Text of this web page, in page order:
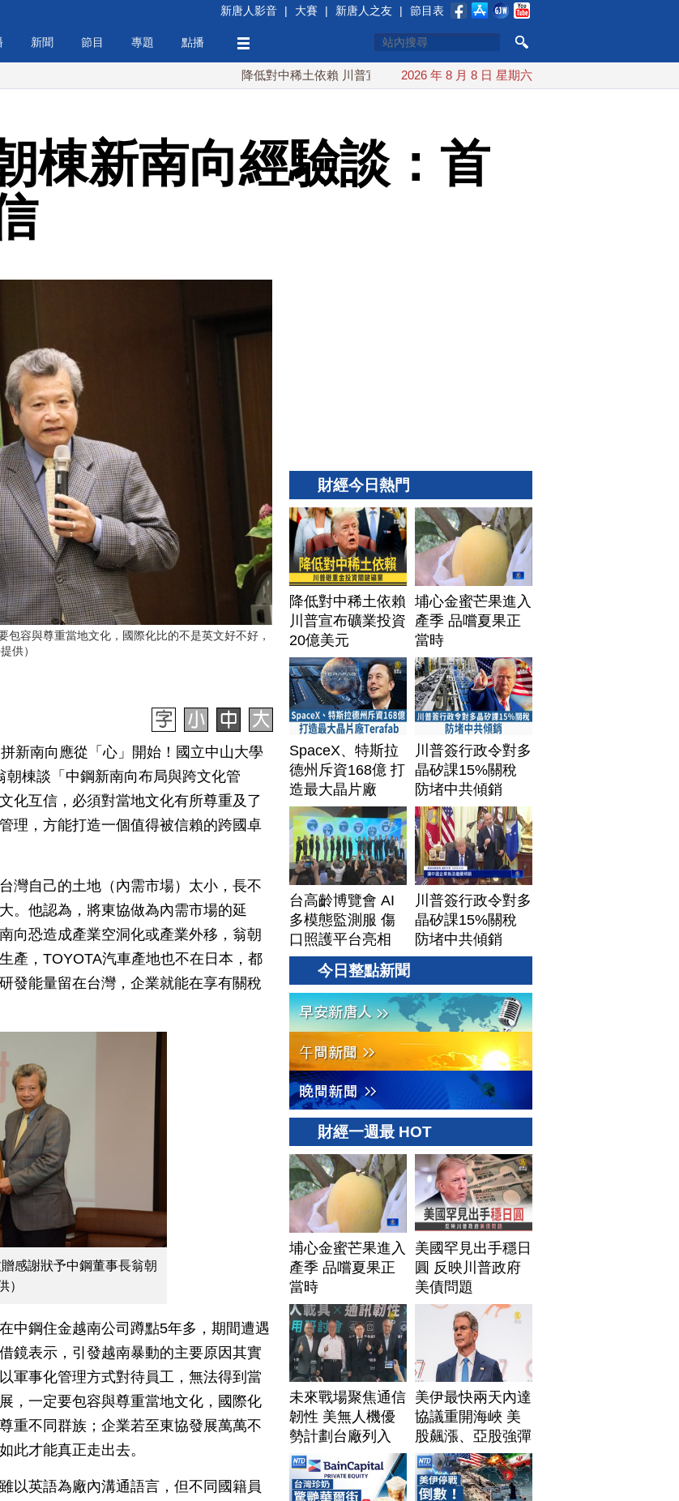
新唐人影音 | 大賽 | 新唐人之友 | 節目表
新聞 節目 專題 點播
降低對中稀土依賴 川普宣布礦業投資20億美元 中東局勢動盪 土耳其沙特巴基斯坦誓
2026 年 8 月 8 日 星期六
棟新南向經驗談：首
容與尊重當地文化，國際化比的不是英文好不好，
供）
新南向應從「心」開始！國立中山大學
棟談「中鋼新南向布局與跨文化管
化互信，必須對當地文化有所尊重及了
理，方能打造一個值得被信賴的跨國卓
灣自己的土地（內需市場）太小，長不
。他認為，將東協做為內需市場的延
向恐造成產業空洞化或產業外移，翁朝
產，TOYOTA汽車產地也不在日本，都
發能量留在台灣，企業就能在享有關稅
感謝狀予中鋼董事長翁朝
）
中鋼住金越南公司蹲點5年多，期間遭遇
鏡表示，引發越南暴動的主要原因其實
軍事化管理方式對待員工，無法得到當
，一定要包容與尊重當地文化，國際化
重不同群族；企業若至東協發展萬萬不
此才能真正走出去。
以英語為廠內溝通語言，但不同國籍員
財經今日熱門
降低對中稀土依賴
川普宣布礦業投資
20億美元
埔心金蜜芒果進入
產季 品嚐夏果正
當時
SpaceX、特斯拉
德州斥資168億 打
造最大晶片廠
Terafab
川普簽行政令對多
晶矽課15%關稅
防堵中共傾銷
台高齡博覽會 AI
多模態監測服 傷
口照護平台亮相
川普簽行政令對多
晶矽課15%關稅
防堵中共傾銷
今日整點新聞
財經一週最 HOT
埔心金蜜芒果進入
產季 品嚐夏果正
當時
美國罕見出手穩日
圓 反映川普政府
美債問題
未來戰場聚焦通信
韌性 美無人機優
勢計劃台廠列入
美伊最快兩天內達
協議重開海峽 美
股飆漲、亞股強彈